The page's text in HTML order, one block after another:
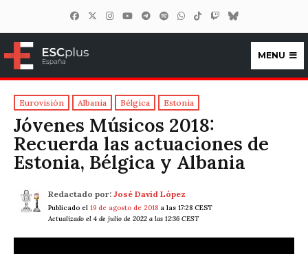
ESCplus España
MENU
Eurovisión Albania Bélgica Estonia
Jóvenes Músicos 2018:
Recuerda las actuaciones de
Estonia, Bélgica y Albania
Redactado por: José David López
Publicado el 19 de agosto de 2018 a las 17:28 CEST
Actualizado el 4 de julio de 2022 a las 12:36 CEST